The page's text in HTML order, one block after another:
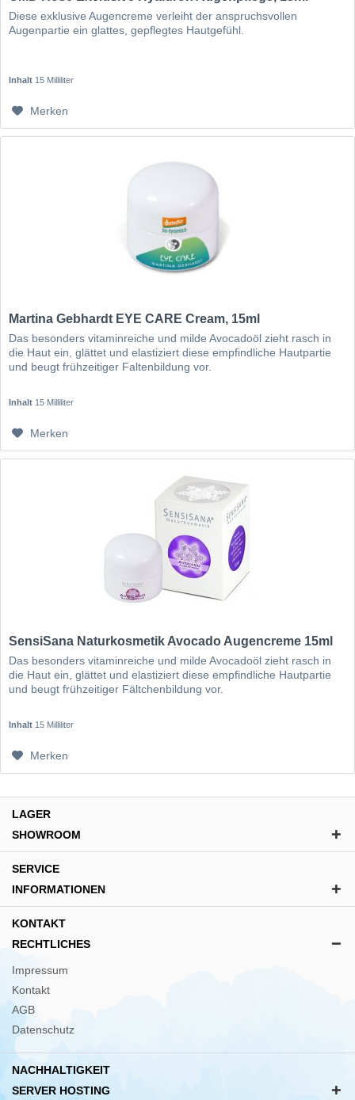
Diese exklusive Augencreme verleiht der anspruchsvollen
Augenpartie ein glattes, gepflegtes Hautgefühl.
Inhalt 15 Milliliter
Merken
Martina Gebhardt EYE CARE Cream, 15ml
Das besonders vitaminreiche und milde Avocadoöl zieht rasch in
die Haut ein, glättet und elastiziert diese empfindliche Hautpartie
und beugt frühzeitiger Faltenbildung vor.
Inhalt 15 Milliliter
Merken
SensiSana Naturkosmetik Avocado Augencreme 15ml
Das besonders vitaminreiche und milde Avocadoöl zieht rasch in
die Haut ein, glättet und elastiziert diese empfindliche Hautpartie
und beugt frühzeitiger Fältchenbildung vor.
Inhalt 15 Milliliter
Merken
LAGER
SHOWROOM
SERVICE
INFORMATIONEN
KONTAKT
RECHTLICHES
Impressum
Kontakt
AGB
Datenschutz
NACHHALTIGKEIT
SERVER HOSTING